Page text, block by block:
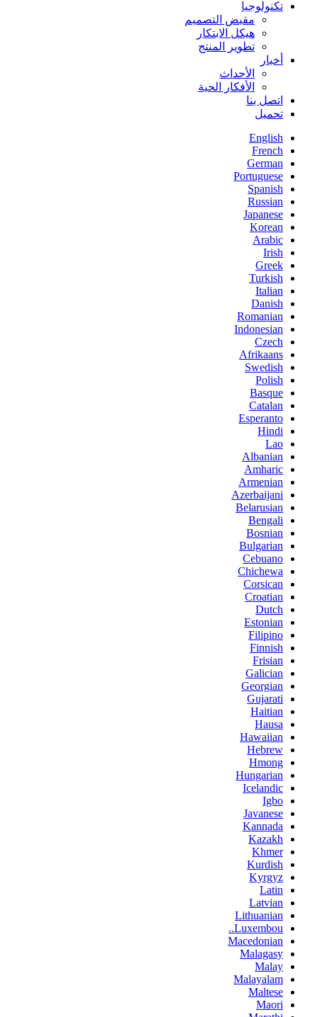
تكنولوجيا
مقبض التصميم
هيكل الابتكار
تطوير المنتج
أخبار
الأحداث
الأفكار الحية
اتصل بنا
تحميل
English
French
German
Portuguese
Spanish
Russian
Japanese
Korean
Arabic
Irish
Greek
Turkish
Italian
Danish
Romanian
Indonesian
Czech
Afrikaans
Swedish
Polish
Basque
Catalan
Esperanto
Hindi
Lao
Albanian
Amharic
Armenian
Azerbaijani
Belarusian
Bengali
Bosnian
Bulgarian
Cebuano
Chichewa
Corsican
Croatian
Dutch
Estonian
Filipino
Finnish
Frisian
Galician
Georgian
Gujarati
Haitian
Hausa
Hawaiian
Hebrew
Hmong
Hungarian
Icelandic
Igbo
Javanese
Kannada
Kazakh
Khmer
Kurdish
Kyrgyz
Latin
Latvian
Lithuanian
Luxembou..
Macedonian
Malagasy
Malay
Malayalam
Maltese
Maori